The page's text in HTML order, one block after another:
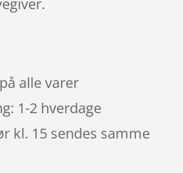
alle varer
1-2 hverdage
kl. 15 sendes samme